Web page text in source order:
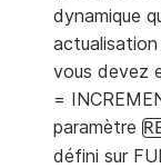
dynamique
vous devez
=
paramètre
défini sur